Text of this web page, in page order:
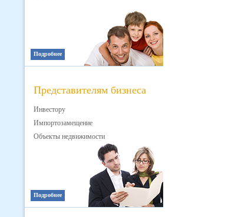
Подробнее
Представителям бизнеса
Инвестору
Импортозамещение
Объекты недвижимости
Подробнее